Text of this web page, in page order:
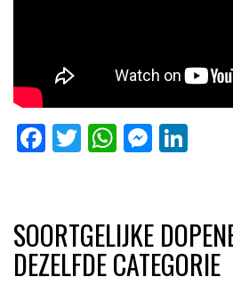
Facebook
Twitter
WhatsApp
SOORTGELIJKE
DEZELFDE CATEGORIE